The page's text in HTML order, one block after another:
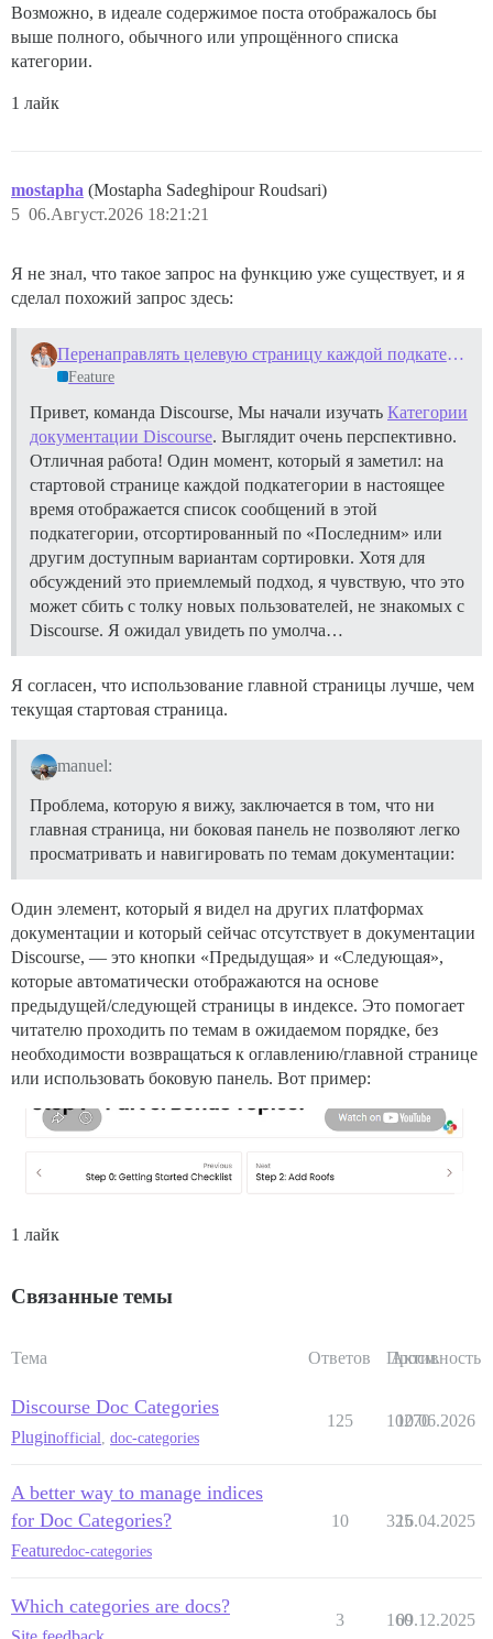
Возможно, в идеале содержимое поста отображалось бы
выше полного, обычного или упрощённого списка
категории.
1 лайк
mostapha (Mostapha Sadeghipour Roudsari)
06.Август.2026 18:21:21
5
Я не знал, что такое запрос на функцию уже существует, и я
сделал похожий запрос здесь:
Перенаправлять целевую страницу каждой подкатегории на index по умолчанию для категорий документации
Feature
Привет, команда Discourse, Мы начали изучать Категории
документации Discourse. Выглядит очень перспективно.
Отличная работа! Один момент, который я заметил: на
стартовой странице каждой подкатегории в настоящее
время отображается список сообщений в этой
подкатегории, отсортированный по «Последним» или
другим доступным вариантам сортировки. Хотя для
обсуждений это приемлемый подход, я чувствую, что это
может сбить с толку новых пользователей, не знакомых с
Discourse. Я ожидал увидеть по умолча…
Я согласен, что использование главной страницы лучше, чем
текущая стартовая страница.
manuel:
Проблема, которую я вижу, заключается в том, что ни
главная страница, ни боковая панель не позволяют легко
просматривать и навигировать по темам документации:
Один элемент, который я видел на других платформах
документации и который сейчас отсутствует в документации
Discourse, — это кнопки «Предыдущая» и «Следующая»,
которые автоматически отображаются на основе
предыдущей/следующей страницы в индексе. Это помогает
читателю проходить по темам в ожидаемом порядке, без
необходимости возвращаться к оглавлению/главной странице
или использовать боковую панель. Вот пример:
1 лайк
Связанные темы
Тема Ответов Просм.
Активность
Discourse Doc Categories
Pluginofficial doc-categories
125 10270
10.06.2026
A better way to manage indices
for Doc Categories?
Featuredoc-categories
10 325
16.04.2025
Which categories are docs?
3 160
09.12.2025